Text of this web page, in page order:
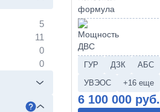
ГУР ДЗК АБС
УВЭОС
+16 еще
6 100 000 руб.